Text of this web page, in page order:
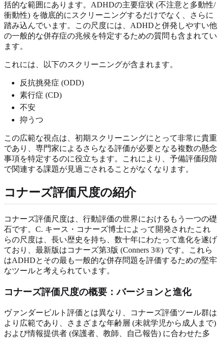
括的な範囲にあります。ADHDの主要症状 (不注意と多動性/
衝動性) を徹底的にスクリーニングするだけでなく、さらに
踏み込んでいます。この尺度には、ADHDと併発しやすい他
の一般的な併存症の兆候を特定するための質問も含まれてい
ます。
これには、以下のスクリーニングが含まれます。
反抗挑発症 (ODD)
素行症 (CD)
不安
抑うつ
この広範な視点は、初期スクリーニングにとって非常に貴重
であり、専門家によるさらなる評価が必要となる複数の懸念
事項を特定するのに役立ちます。これにより、予備評価段階
で関連する課題が見過ごされることがなくなります。
コナーズ評価尺度の紹介
コナーズ評価尺度は、行動評価の世界におけるもう一つの礎
石です。C. キース・コナーズ博士によって開発されたこれ
らの尺度は、長い歴史を持ち、数十年にわたって進化を遂げ
ており、最新版はコナーズ第3版 (Conners 3®) です。これら
はADHDとその最も一般的な併存問題を評価するための堅牢
なツールと考えられています。
コナーズ評価尺度の概要：バージョンと進化
ヴァンダービルト評価とは異なり、コナーズ評価ツール群は
より広範であり、さまざまな年齢層 (未就学児から成人まで)
および情報提供者 (保護者、教師、自己報告) に合わせた多